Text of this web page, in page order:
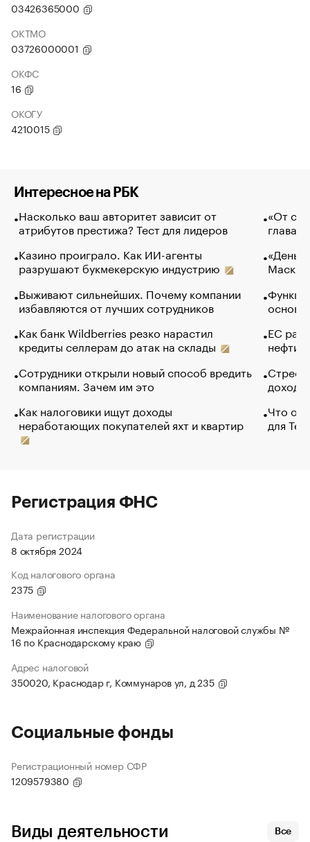
03426365000
ОКТМО
03726000001
ОКФС
16
ОКОГУ
4210015
Интересное на РБК
Насколько ваш авторитет зависит от
атрибутов престижа? Тест для лидеров
Казино проиграло. Как ИИ-агенты
разрушают букмекерскую индустрию
Выживают сильнейших. Почему компании
избавляются от лучших сотрудников
Как банк Wildberries резко нарастил
кредиты селлерам до атак на склады
Сотрудники открыли новый способ вредить
компаниям. Зачем им это
Как налоговики ищут доходы
неработающих покупателей яхт и квартир
«От
глава
Маск в
основ
ЕС
нефти
Что
для
Регистрация ФНС
Дата регистрации
8 октября 2024
Код налогового органа
2375
Наименование налогового органа
Межрайонная инспекция Федеральной налоговой службы №
16 по Краснодарскому краю
Адрес налоговой
350020, Краснодар г, Коммунаров ул, д 235
Социальные фонды
Регистрационный номер СФР
1209579380
Виды деятельности Все